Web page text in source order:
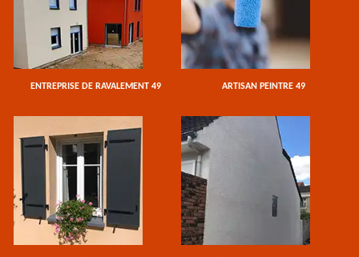
ENTREPRISE DE RAVALEMENT 49 ARTISAN PEINTRE 49